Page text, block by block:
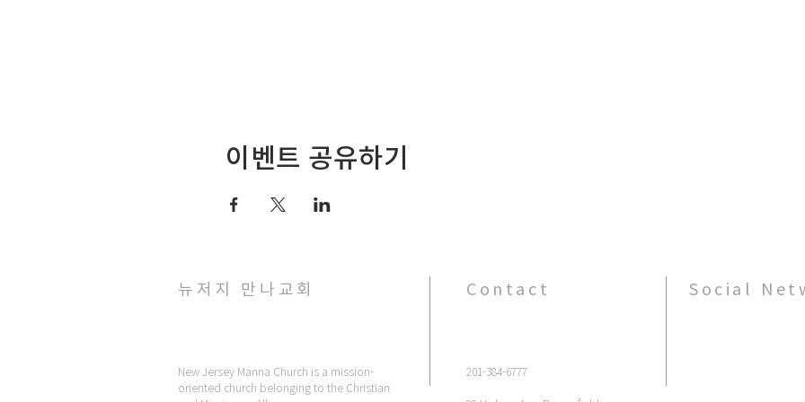
이벤트 공유하기
뉴저지 만나교회
New Jersey Manna Church is a mission-
oriented church belonging to the Christian
Contact
201-384-6777
Social